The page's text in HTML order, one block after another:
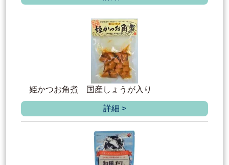
姫かつお角煮 国産しょうが入り
詳細 >